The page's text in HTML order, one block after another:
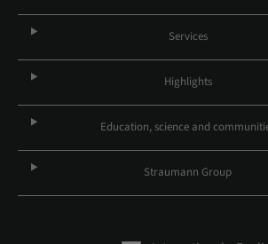
Services
Highlights
Education, science and
Straumann Group